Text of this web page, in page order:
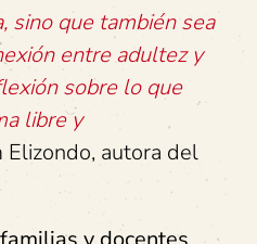
sino que también sea
entre adultez y
sobre lo que
libre y
Elizondo, autora del